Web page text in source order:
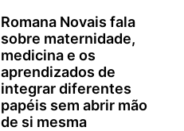
Romana Novais fala
sobre maternidade,
medicina e os
aprendizados de
integrar diferentes
papéis sem abrir mão
de si mesma